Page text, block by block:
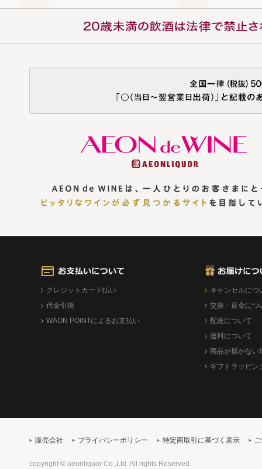
クレジットカード払い
代金引換
WAON POINTによるお支払い
キャンセルにつ
交換・返金につ
配送について
送料について
商品が届かない
ギフトラッピン
販売会社 プライバシーポリシー 特定商取引に基づく表示
copyright © aeonliquor Co.,Ltd. All rights Reserved.